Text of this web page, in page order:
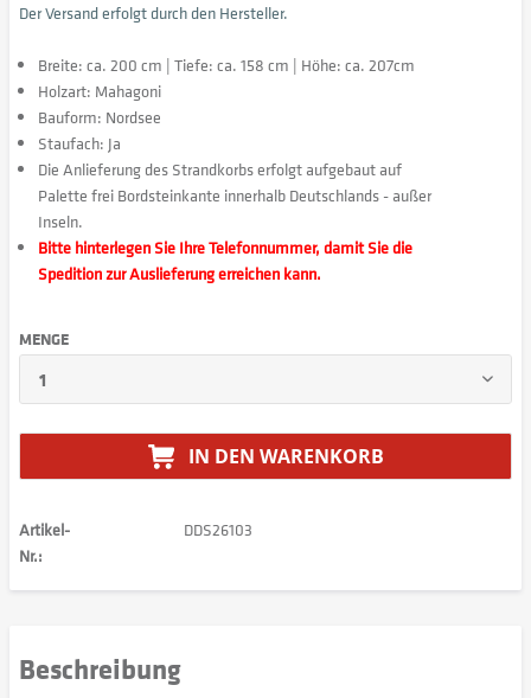
Der Versand erfolgt durch den Hersteller.
Breite: ca. 200 cm | Tiefe: ca. 158 cm | Höhe: ca. 207cm
Holzart: Mahagoni
Bauform: Nordsee
Staufach: Ja
Die Anlieferung des Strandkorbs erfolgt aufgebaut auf
Palette frei Bordsteinkante innerhalb Deutschlands - außer
Inseln.
Bitte hinterlegen Sie Ihre Telefonnummer, damit Sie die
Spedition zur Auslieferung erreichen kann.
MENGE
IN DEN WARENKORB
Artikel-
Nr.:
DDS26103
Beschreibung